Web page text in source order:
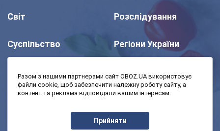
Світ Розслідування
Суспільство Регіони України
Моя школа
Економіка
Разом з нашими партнерами сайт OBOZ.UA використовує
файли cookie, щоб забезпечити належну роботу сайту, а
контент та реклама відповідали вашим інтересам.
Прийняти